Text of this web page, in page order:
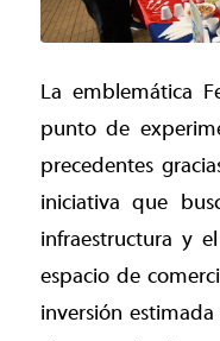
La emblemática
punto de
precedentes
iniciativa que
infraestructura y
espacio de
inversión